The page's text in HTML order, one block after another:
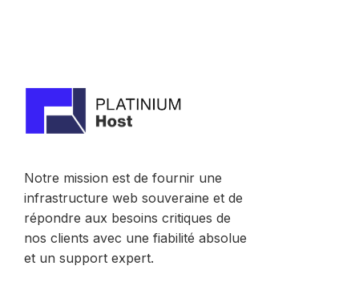
Notre mission est de fournir une
infrastructure web souveraine et de
répondre aux besoins critiques de
nos clients avec une fiabilité absolue
et un support expert.